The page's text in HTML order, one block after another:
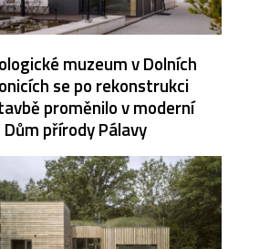
muzeum v Dolních
se po rekonstrukci
proměnilo v moderní
Dům přírody Pálavy